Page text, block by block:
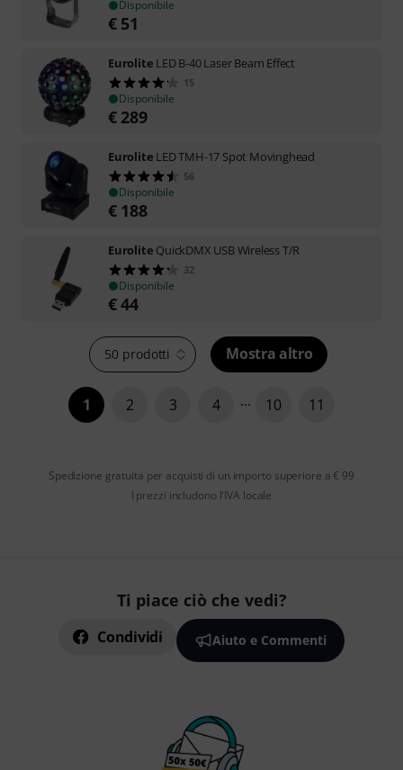
Disponibile
€ 51
Eurolite LED B-40 Laser Beam Effect
15
Disponibile
€ 289
Eurolite LED TMH-17 Spot Movinghead
56
Disponibile
€ 188
Eurolite QuickDMX USB Wireless T/R
32
Disponibile
€44
50 prodotti Mostra altro
1 2 3 4 10 11
Spedizione gratuita per acquisti di un importo superiore a € 99
I prezzi includono l'IVA locale
Ti piace ciò che vedi?
Condividi Aiuto e Commenti